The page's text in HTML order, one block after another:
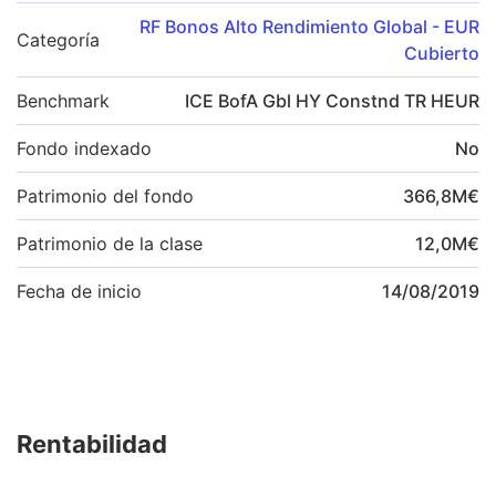
Categoría
RF Bonos Alto Rendimiento Global - EUR
Cubierto
Benchmark ICE BofA Gbl HY Constnd TR HEUR
Fondo indexado No
Patrimonio del fondo 366,8M€
Patrimonio de la clase 12,0M€
Fecha de inicio 14/08/2019
Rentabilidad